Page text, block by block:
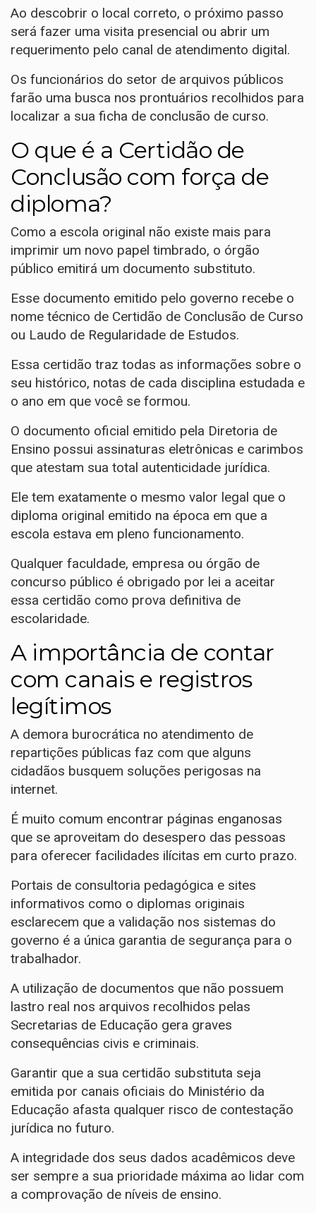
Ao descobrir o local correto, o próximo passo
será fazer uma visita presencial ou abrir um
requerimento pelo canal de atendimento digital.
Os funcionários do setor de arquivos públicos
farão uma busca nos prontuários recolhidos para
localizar a sua ficha de conclusão de curso.
O que é a Certidão de
Conclusão com força de
diploma?
Como a escola original não existe mais para
imprimir um novo papel timbrado, o órgão
público emitirá um documento substituto.
Esse documento emitido pelo governo recebe o
nome técnico de Certidão de Conclusão de Curso
ou Laudo de Regularidade de Estudos.
Essa certidão traz todas as informações sobre o
seu histórico, notas de cada disciplina estudada e
o ano em que você se formou.
O documento oficial emitido pela Diretoria de
Ensino possui assinaturas eletrônicas e carimbos
que atestam sua total autenticidade jurídica.
Ele tem exatamente o mesmo valor legal que o
diploma original emitido na época em que a
escola estava em pleno funcionamento.
Qualquer faculdade, empresa ou órgão de
concurso público é obrigado por lei a aceitar
essa certidão como prova definitiva de
escolaridade.
A importância de contar
com canais e registros
legítimos
A demora burocrática no atendimento de
repartições públicas faz com que alguns
cidadãos busquem soluções perigosas na
internet.
É muito comum encontrar páginas enganosas
que se aproveitam do desespero das pessoas
para oferecer facilidades ilícitas em curto prazo.
Portais de consultoria pedagógica e sites
informativos como o diplomas originais
esclarecem que a validação nos sistemas do
governo é a única garantia de segurança para o
trabalhador.
A utilização de documentos que não possuem
lastro real nos arquivos recolhidos pelas
Secretarias de Educação gera graves
consequências civis e criminais.
Garantir que a sua certidão substituta seja
emitida por canais oficiais do Ministério da
Educação afasta qualquer risco de contestação
jurídica no futuro.
A integridade dos seus dados acadêmicos deve
ser sempre a sua prioridade máxima ao lidar com
a comprovação de níveis de ensino.